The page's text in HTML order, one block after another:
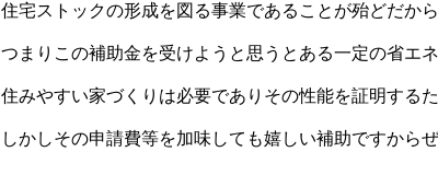
住宅ストックの形成を図る事業であることが殆どだから
つまりこの補助金を受けようと思うとある一定の省エ
住みやすい家づくりは必要でありその性能を証明する
しかしその申請費等を加味しても嬉しい補助ですから